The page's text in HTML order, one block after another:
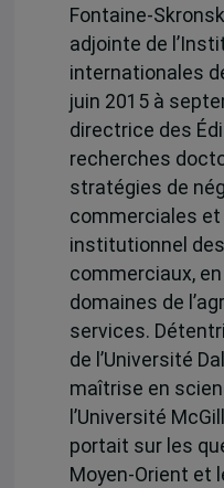
Fontaine-
adjointe de
internationales
juin 2015 à
directrice des
recherches
stratégies de
commerciales et
institutionnel
commerciaux,
domaines de
services.
de l’Université
maîtrise en
l’Université
portait sur les
Moyen-Orient et